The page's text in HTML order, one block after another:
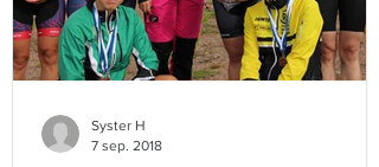
Syster H
7 sep. 2018